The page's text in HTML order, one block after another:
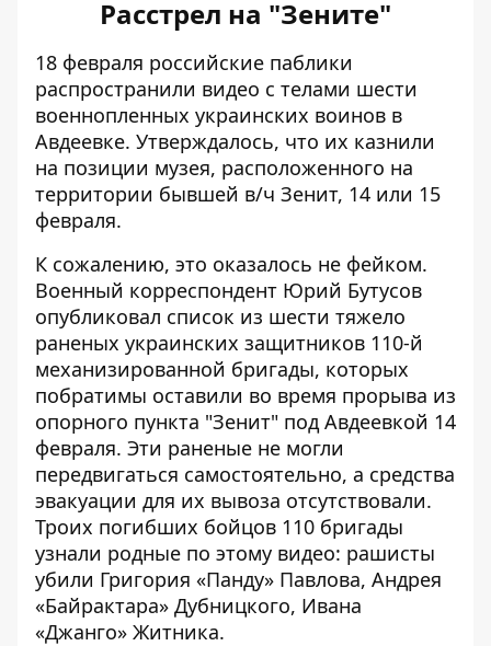
Расстрел на "Зените"
18 февраля российские паблики
распространили видео с телами шести
военнопленных украинских воинов в
Авдеевке. Утверждалось, что их казнили
на позиции музея, расположенного на
территории бывшей в/ч Зенит, 14 или 15
февраля.
К сожалению, это оказалось не фейком.
Военный корреспондент Юрий Бутусов
опубликовал список из шести тяжело
раненых украинских защитников 110-й
механизированной бригады, которых
побратимы оставили во время прорыва из
опорного пункта "Зенит" под Авдеевкой 14
февраля. Эти раненые не могли
передвигаться самостоятельно, а средства
эвакуации для их вывоза отсутствовали.
Троих погибших бойцов 110 бригады
узнали родные по этому видео: рашисты
убили Григория «Панду» Павлова, Андрея
«Байрактара» Дубницкого, Ивана
«Джанго» Житника.